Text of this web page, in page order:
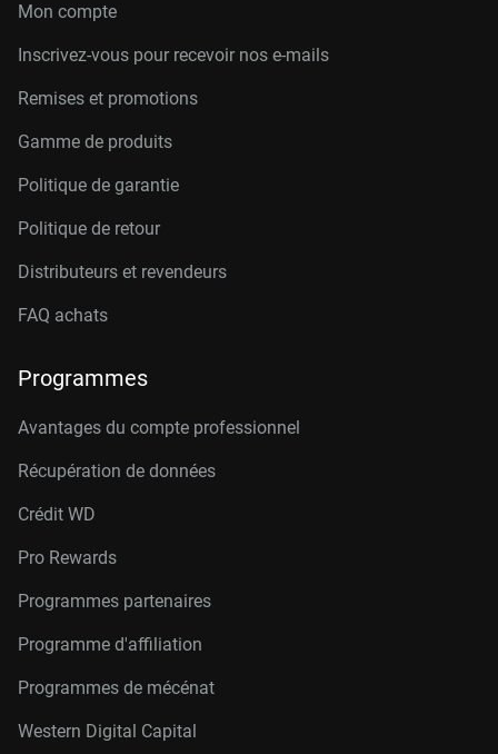
Mon compte
Inscrivez-vous pour recevoir nos e-mails
Remises et promotions
Gamme de produits
Politique de garantie
Politique de retour
Distributeurs et revendeurs
FAQ achats
Programmes
Avantages du compte professionnel
Récupération de données
Crédit WD
Pro Rewards
Programmes partenaires
Programme d'affiliation
Programmes de mécénat
Western Digital Capital